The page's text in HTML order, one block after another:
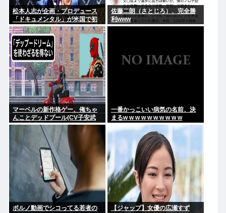
松本人志が企画・プロデュース
「ドキュメンタル」が米国で初
制作決定 シンプルな設定に国境
超えた支持
佐藤二朗（さとじろ）、完全勝
利www
マーベルの新作格ゲー、俺ちゃ
んことデッドプール(CV子安武
人)が安定のやりたい放題で話題
一番かっこいい病気の名前、決
まるw w w w w w w w w w
ポルノ動画でシコってる若者の
【ジャップ】女優の広瀬すず